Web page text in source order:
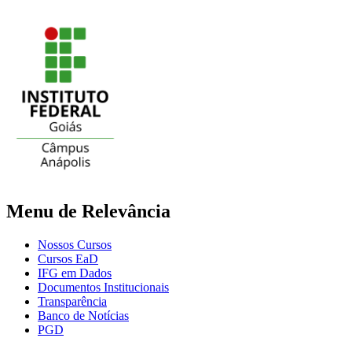
Menu de Relevância
Nossos Cursos
Cursos EaD
IFG em Dados
Documentos Institucionais
Transparência
Banco de Notícias
PGD